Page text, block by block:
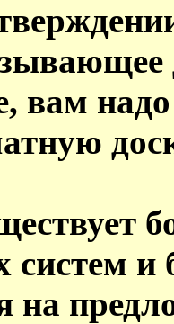
вам
и
на